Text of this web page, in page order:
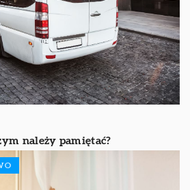
należy pamiętać?